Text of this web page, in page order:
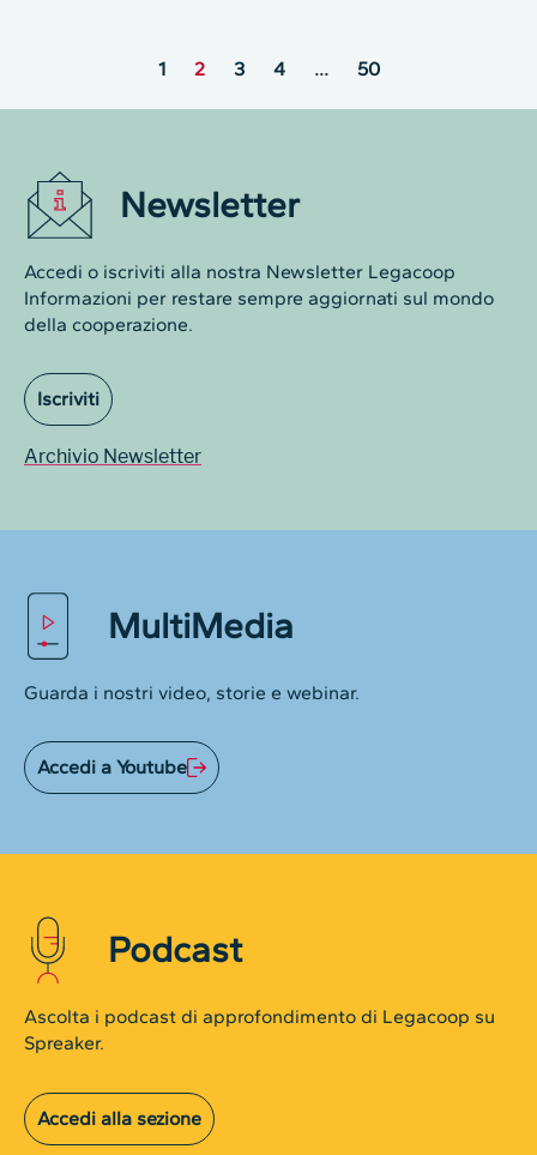
1 2 3 4 … 50
Newsletter
Accedi o iscriviti alla nostra Newsletter Legacoop
Informazioni per restare sempre aggiornati sul mondo
della cooperazione.
Iscriviti
Archivio Newsletter
MultiMedia
Guarda i nostri video, storie e webinar.
Accedi a Youtube
Podcast
Ascolta i podcast di approfondimento di Legacoop su
Spreaker.
Accedi alla sezione